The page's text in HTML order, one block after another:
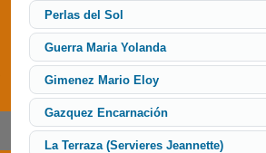
Perlas del Sol
Guerra Maria Yolanda
Gimenez Mario Eloy
Gazquez Encarnación
La Terraza (Servieres Jeannette)